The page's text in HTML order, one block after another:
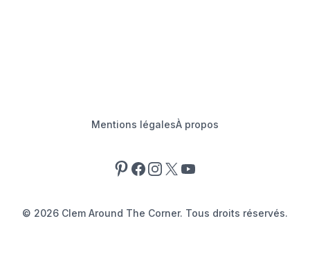
Mentions légalesÀ propos
Pinterest
Facebook
Instagram
X YouTube
© 2026 Clem Around The Corner. Tous droits réservés.